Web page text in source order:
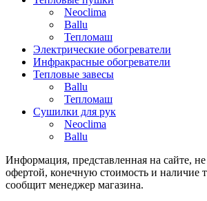
Neoclima
Ballu
Тепломаш
Электрические обогреватели
Инфракрасные обогреватели
Тепловые завесы
Ballu
Тепломаш
Сушилки для рук
Neoclima
Ballu
Информация, представленная на сайте,
офертой, конечную стоимость и наличие
сообщит менеджер магазина.